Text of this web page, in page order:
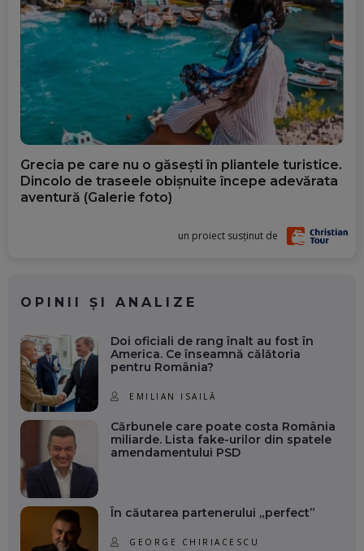
Grecia pe care nu o găsești în pliantele turistice.
Dincolo de traseele obișnuite începe adevărata
aventură (Galerie foto)
un proiect susținut de
OPINII ȘI ANALIZE
Doi oficiali de rang înalt au fost în
America. Ce înseamnă călătoria
pentru România?
EMILIAN ISAILĂ
Cărbunele care poate costa România
miliarde. Lista fake-urilor din spatele
amendamentului PSD
În căutarea partenerului „perfect”
GEORGE CHIRIACESCU